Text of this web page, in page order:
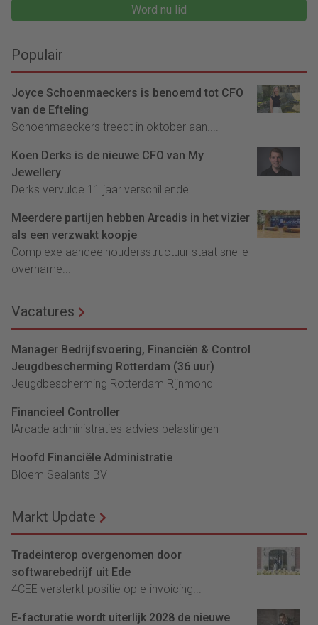
Word nu lid
Populair
Joyce Schoenmaeckers is benoemd tot CFO
van de Efteling
Schoenmaeckers treedt in oktober aan....
Koen Derks is de nieuwe CFO van My
Jewellery
Derks vervulde 11 jaar verschillende...
Meerdere partijen hebben Arcadis in het vizier
als een verzwakt koopje
Complexe aandeelhoudersstructuur staat snelle
overname...
Vacatures
Manager Bedrijfsvoering, Financiën & Control
Jeugdbescherming Rotterdam (36 uur)
Jeugdbescherming Rotterdam Rijnmond
Financieel Controller
lArcade administraties-advies-belastingen
Hoofd Financiële Administratie
Bloem Sealants BV
Markt Update
Tradeinterop overgenomen door
softwarebedrijf uit Ede
4CEE versterkt positie op e-invoicing...
E-facturatie wordt uiterlijk 2028 de nieuwe